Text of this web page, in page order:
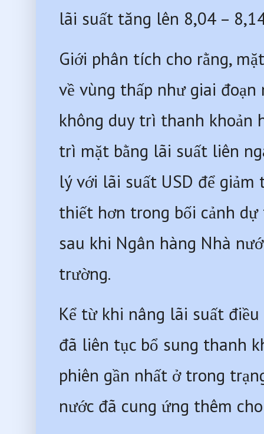
lãi suất tăng lên 8,04 –
Giới phân tích cho rằng,
về vùng thấp như giai
không duy trì thanh khoản
trì mặt bằng lãi suất liên
lý với lãi suất USD để
thiết hơn trong bối cảnh
sau khi Ngân hàng Nhà
trường.
Kể từ khi nâng lãi suất
đã liên tục bổ sung thanh
phiên gần nhất ở trong
nước đã cung ứng thêm